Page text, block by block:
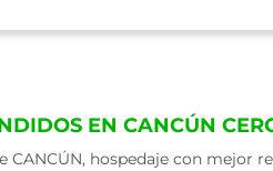
EN CANCÚN
CANCÚN, hospedaje con mejor